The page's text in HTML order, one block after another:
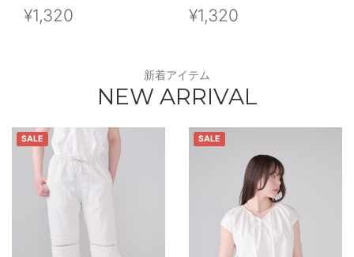
¥1,320 ¥1,320
新着アイテム
NEW ARRIVAL
SALE SALE